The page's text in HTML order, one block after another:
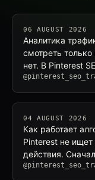
06 AUGUST 2026
Аналитика
смотреть
нет. В Pinterest
04 AUGUST 2026
Как работает
Pinterest не ищет
действия.